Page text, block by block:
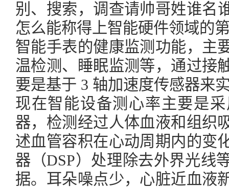
别、搜索，调查请帅哥姓谁
怎么能称得上智能硬件领域的
智能手表的健康监测功能，主
温检测、睡眠监测等，通过接
要是基于 3 轴加速度传感器来
现在智能设备测心率主要是
器，检测经过人体血液和组织
述血管容积在心动周期内的变
器（DSP）处理除去外界光线
据。耳朵噪点少，心脏近血液